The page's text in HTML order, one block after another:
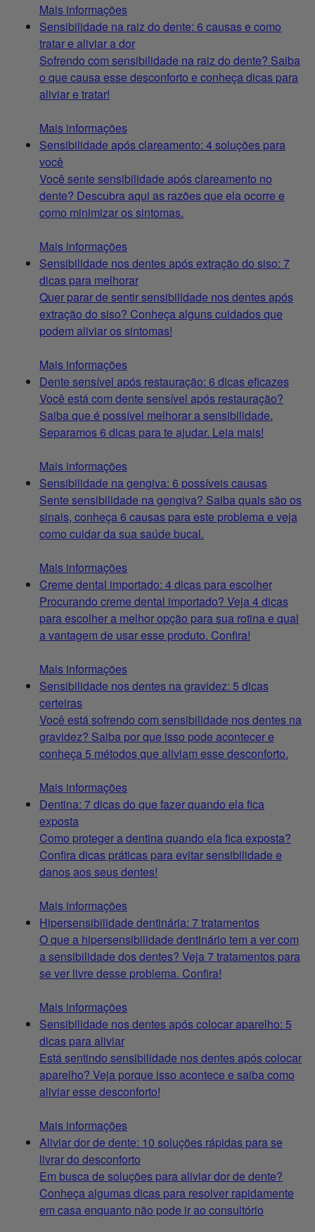
Mais informações
Sensibilidade na raiz do dente: 6 causas e como
tratar e aliviar a dor
Sofrendo com sensibilidade na raiz do dente? Saiba
o que causa esse desconforto e conheça dicas para
aliviar e tratar!
Mais informações
Sensibilidade após clareamento: 4 soluções para
você
Você sente sensibilidade após clareamento no
dente? Descubra aqui as razões que ela ocorre e
como minimizar os sintomas.
Mais informações
Sensibilidade nos dentes após extração do siso: 7
dicas para melhorar
Quer parar de sentir sensibilidade nos dentes após
extração do siso? Conheça alguns cuidados que
podem aliviar os sintomas!
Mais informações
Dente sensível após restauração: 6 dicas eficazes
Você está com dente sensível após restauração?
Saiba que é possível melhorar a sensibilidade.
Separamos 6 dicas para te ajudar. Leia mais!
Mais informações
Sensibilidade na gengiva: 6 possíveis causas
Sente sensibilidade na gengiva? Saiba quais são os
sinais, conheça 6 causas para este problema e veja
como cuidar da sua saúde bucal.
Mais informações
Creme dental importado: 4 dicas para escolher
Procurando creme dental importado? Veja 4 dicas
para escolher a melhor opção para sua rotina e qual
a vantagem de usar esse produto. Confira!
Mais informações
Sensibilidade nos dentes na gravidez: 5 dicas
certeiras
Você está sofrendo com sensibilidade nos dentes na
gravidez? Saiba por que isso pode acontecer e
conheça 5 métodos que aliviam esse desconforto.
Mais informações
Dentina: 7 dicas do que fazer quando ela fica
exposta
Como proteger a dentina quando ela fica exposta?
Confira dicas práticas para evitar sensibilidade e
danos aos seus dentes!
Mais informações
Hipersensibilidade dentinária: 7 tratamentos
O que a hipersensibilidade dentinário tem a ver com
a sensibilidade dos dentes? Veja 7 tratamentos para
se ver livre desse problema. Confira!
Mais informações
Sensibilidade nos dentes após colocar aparelho: 5
dicas para aliviar
Está sentindo sensibilidade nos dentes após colocar
aparelho? Veja porque isso acontece e saiba como
aliviar esse desconforto!
Mais informações
Aliviar dor de dente: 10 soluções rápidas para se
livrar do desconforto
Em busca de soluções para aliviar dor de dente?
Conheça algumas dicas para resolver rapidamente
em casa enquanto não pode ir ao consultório